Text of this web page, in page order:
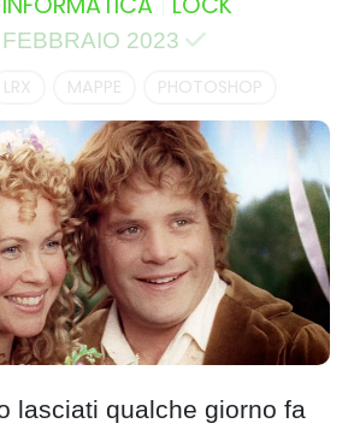
2023
LRX MAPPE PHOTOSHOP
lasciati qualche giorno fa